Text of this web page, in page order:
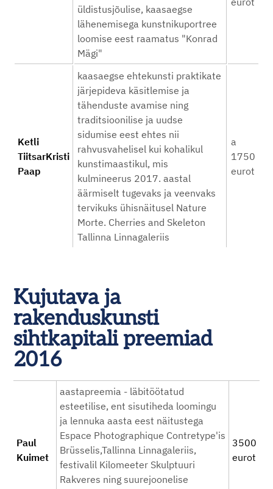
üldistusjõulise, kaasaegse
lähenemisega kunstnikuportree
loomise eest raamatus "Konrad
Mägi"
Ketli
TiitsarKristi
Paap
kaasaegse ehtekunsti praktikate
järjepideva käsitlemise ja
tähenduste avamise ning
traditsioonilise ja uudse
sidumise eest ehtes nii
rahvusvahelisel kui kohalikul
kunstimaastikul, mis
kulmineerus 2017. aastal
äärmiselt tugevaks ja veenvaks
tervikuks ühisnäitusel Nature
Morte. Cherries and Skeleton
Tallinna Linnagaleriis
a
1750
eurot
Kujutava ja
rakenduskunsti
sihtkapitali preemiad
2016
Paul
Kuimet
aastapreemia - läbitöötatud
esteetilise, ent sisutiheda loomingu
ja lennuka aasta eest näitustega
Espace Photographique Contretype'is
Brüsselis,Tallinna Linnagaleriis,
festivalil Kilomeeter Skulptuuri
Rakveres ning suurejoonelise
3500
eurot